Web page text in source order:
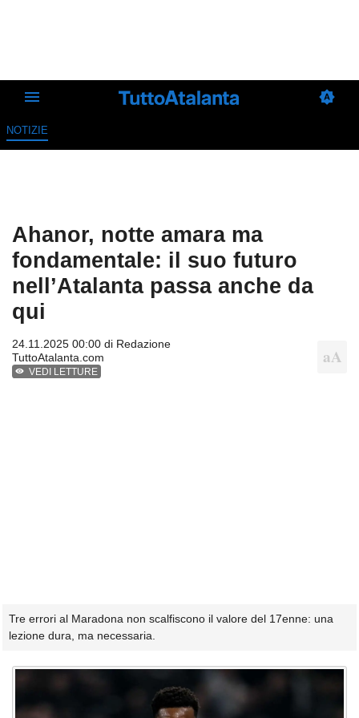
NOTIZIE
Ahanor, notte amara ma
fondamentale: il suo futuro
nell’Atalanta passa anche da
qui
24.11.2025 00:00 di Redazione
TuttoAtalanta.com
VEDI LETTURE
Tre errori al Maradona non scalfiscono il valore del 17enne: una
lezione dura, ma necessaria.